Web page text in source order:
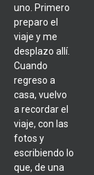
uno. Primero
preparo el
viaje y me
desplazo allí.
Cuando
regreso a
casa, vuelvo
a recordar el
viaje, con las
fotos y
escribiendo lo
que, de una